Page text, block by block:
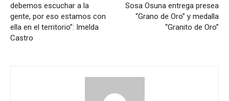
debemos escuchar a la
gente, por eso estamos con
ella en el territorio”: Imelda
Castro
Sosa Osuna entrega presea
“Grano de Oro” y medalla
“Granito de Oro”